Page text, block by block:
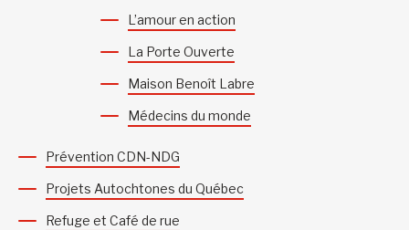
L’amour en action
La Porte Ouverte
Maison Benoît Labre
Médecins du monde
Prévention CDN-NDG
Projets Autochtones du Québec
Refuge et Café de rue